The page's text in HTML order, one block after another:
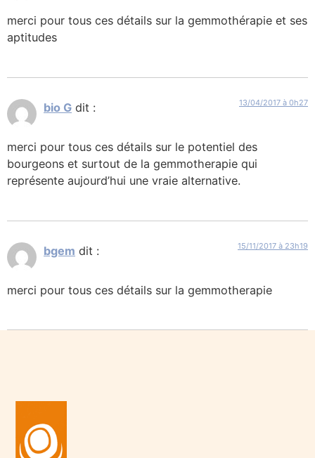
merci pour tous ces détails sur la gemmothérapie et ses
aptitudes
bio G dit : 13/04/2017 à 0h27
merci pour tous ces détails sur le potentiel des
bourgeons et surtout de la gemmotherapie qui
représente aujourd’hui une vraie alternative.
bgem dit : 15/11/2017 à 23h19
merci pour tous ces détails sur la gemmotherapie